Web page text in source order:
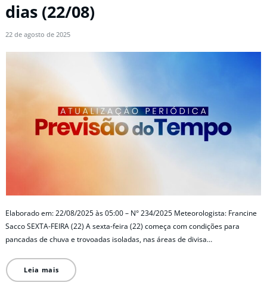
dias (22/08)
22 de agosto de 2025
Elaborado em: 22/08/2025 às 05:00 – N° 234/2025 Meteorologista: Francine
Sacco SEXTA-FEIRA (22) A sexta-feira (22) começa com condições para
pancadas de chuva e trovoadas isoladas, nas áreas de divisa…
Leia mais